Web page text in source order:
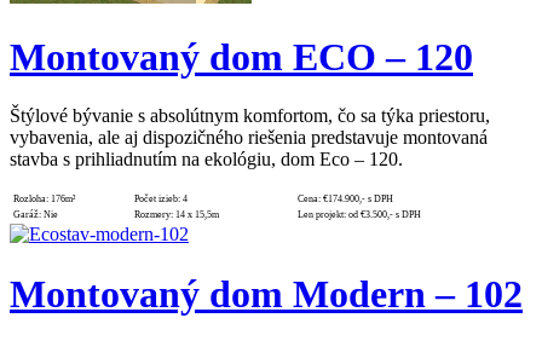
Montovaný dom ECO – 120
Štýlové bývanie s absolútnym komfortom, čo sa týka priestoru,
vybavenia, ale aj dispozičného riešenia predstavuje montovaná
stavba s prihliadnutím na ekológiu, dom Eco – 120.
Rozloha: 176m² Počet izieb: 4 Cena: €174.900,- s DPH
Garáž: Nie Rozmery: 14 x 15,5m Len projekt: od €3.500,- s DPH
Montovaný dom Modern – 102